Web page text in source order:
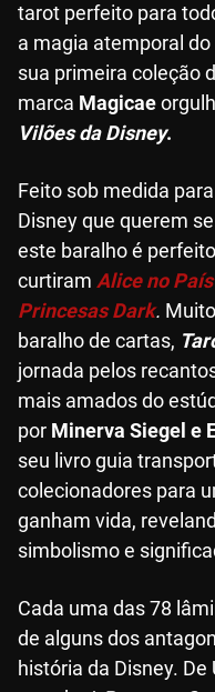
tarot perfeito para
a magia atemporal
sua primeira coleção
marca Magicae
Vilões da Disney.
Feito sob medida
Disney que querem
este baralho é
curtiram Alice no
Princesas Dark.
baralho de cartas,
jornada pelos
mais amados do
por Minerva Siegel e
seu livro guia
colecionadores para
ganham vida,
simbolismo e
Cada uma das 78
de alguns dos
história da Disney.